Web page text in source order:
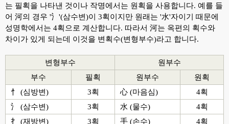
는 필획을 나타낸 것이나 작명에서는 원획을 사용합니다. 예를 들
어 河의 경우 '氵'(삼수변)이 3획이지만 원래는 '水'자이기 때문에
성명학에서는 4획으로 계산합니다. 따라서 河는 옥편의 획수와
차이가 있게 되는데 이것을 변획수(변형부수)라고 합니다.
변형부수
원부수
부수
필획 원부수
원획
忄 (심방변)
3획 心 (마음심)
4획
氵 (삼수변)
3획 水 (물수)
4획
扌 (재방변)
3획 手 (손수)
4획